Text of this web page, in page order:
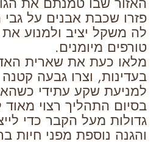
פזרו שכבת אבנים על
לה משקל יציב ולמנוע את
טורפים מיומנים.
מלאו כעת את שארית
בעדינות, וצרו גבעה
למניעת שקע עתידי
בסיום התהליך רצוי
גדולות מעל הקבר כדי
והגנה נוספת מפני חיות